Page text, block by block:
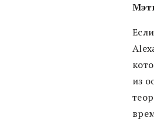
из